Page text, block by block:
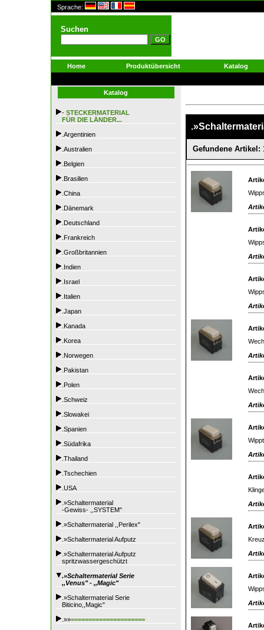
Sprache:
Suchen
Home Produktübersicht Katalog
Katalog
- STECKERMATERIAL
FÜR DIE LÄNDER...
.Argentinien
.Australien
.Belgien
.Brasilien
.China
.Dänemark
.Deutschland
.Frankreich
.Großbritannien
.Indien
.Israel
.Italien
.Japan
.Kanada
.Korea
.Norwegen
.Pakistan
.Polen
.Schweiz
.Slowakei
.Spanien
.Südafrika
.Thailand
.Tschechien
.USA
.»Schaltermaterial
-Gewiss- ,,SYSTEM"
.»Schaltermaterial ,,Perilex"
.»Schaltermaterial Aufputz
.»Schaltermaterial Aufputz
spritzwassergeschützt
.»Schaltermaterial Serie
,,Venus" - ,,Magic"
.»Schaltermaterial Serie
Biticino,,Magic"
.»»=====================
Gefundene Artikel: